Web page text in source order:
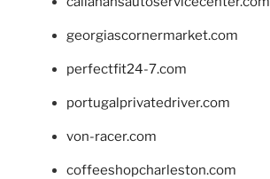
georgiascornermarket.com
perfectfit24-7.com
portugalprivatedriver.com
von-racer.com
coffeeshopcharleston.com